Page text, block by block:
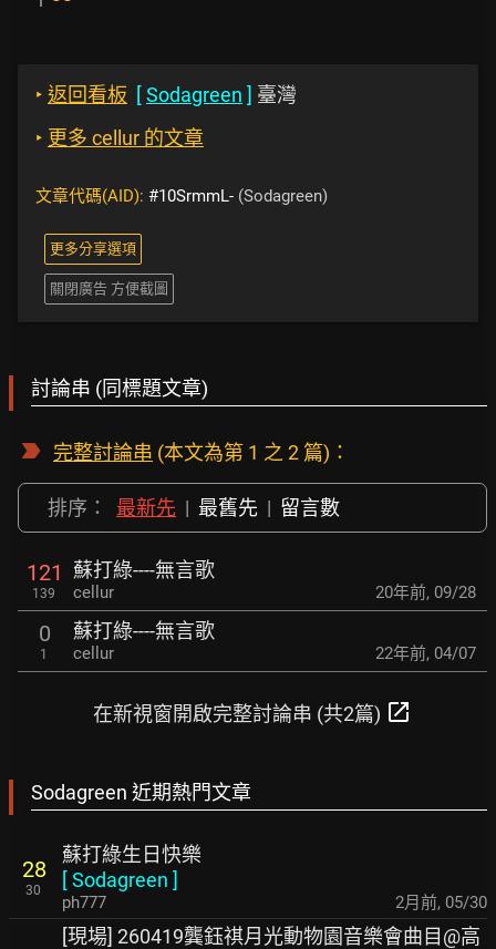
‣ 返回看板 [Sodagreen ] 臺灣
‣ 更多 cellur 的文章
文章代碼(AID): #10SrmmL- (Sodagreen)
更多分享選項
關閉廣告 方便截圖
討論串 (同標題文章)
完整討論串 (本文為第 1 之 2 篇)：
排序： 最新先 | 最舊先 | 留言數
121
139
蘇打綠----無言歌
cellur 20年前, 09/28
0
1
蘇打綠----無言歌
cellur 22年前, 04/07
在新視窗開啟完整討論串 (共2篇) open_in_new
Sodagreen 近期熱門文章
28
30
蘇打綠生日快樂
[Sodagreen ]
ph777 2月前, 05/30
[現場] 260419龔鈺祺月光動物園音樂會曲目@高